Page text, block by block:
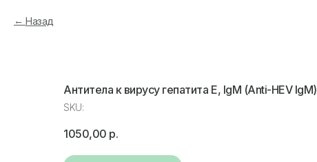
Назад
Антитела к вирусу гепатита E, IgM (Anti-HEV IgM)
SKU:
1050,00 р.